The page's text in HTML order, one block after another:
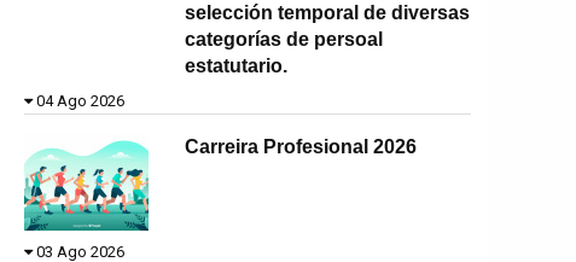
selección temporal de diversas
categorías de persoal
estatutario.
04 Ago 2026
Carreira Profesional 2026
03 Ago 2026